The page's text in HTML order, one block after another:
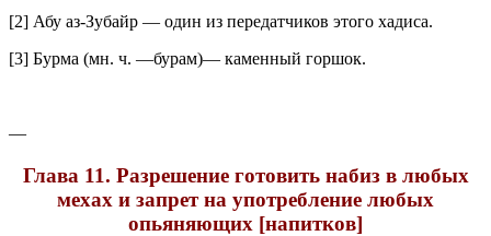
[2] Абу аз-Зубайр — один из передатчиков этого хадиса.
[3] Бурма (мн. ч. —бурам)— каменный горшок.
—
Глава 11. Разрешение готовить набиз в любых
мехах и запрет на употребление любых
опьяняющих [напитков]